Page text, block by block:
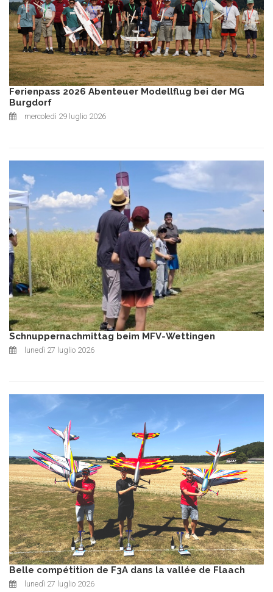
Ferienpass 2026 Abenteuer Modellflug bei der MG
Burgdorf
mercoledì 29 luglio 2026
Schnuppernachmittag beim MFV-Wettingen
lunedì 27 luglio 2026
Belle compétition de F3A dans la vallée de Flaach
lunedì 27 luglio 2026